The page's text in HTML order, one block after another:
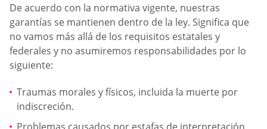
De acuerdo con la normativa vigente, nuestras
garantías se mantienen dentro de la ley. Significa que
no vamos más allá de los requisitos estatales y
federales y no asumiremos responsabilidades por lo
siguiente:
Traumas morales y físicos, incluida la muerte por
indiscreción.